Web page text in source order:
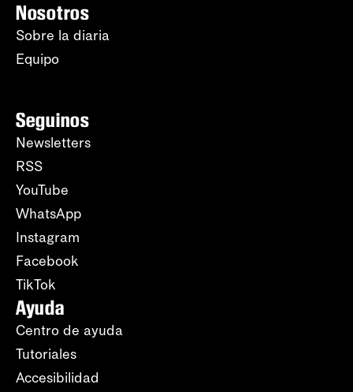
Nosotros
Sobre la diaria
Equipo
Seguinos
Newsletters
RSS
YouTube
WhatsApp
Instagram
Facebook
TikTok
Ayuda
Centro de ayuda
Tutoriales
Accesibilidad